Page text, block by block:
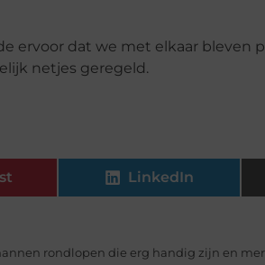
ervoor dat we met elkaar bleven
netjes geregeld.
LinkedIn
rondlopen die erg handig zijn en